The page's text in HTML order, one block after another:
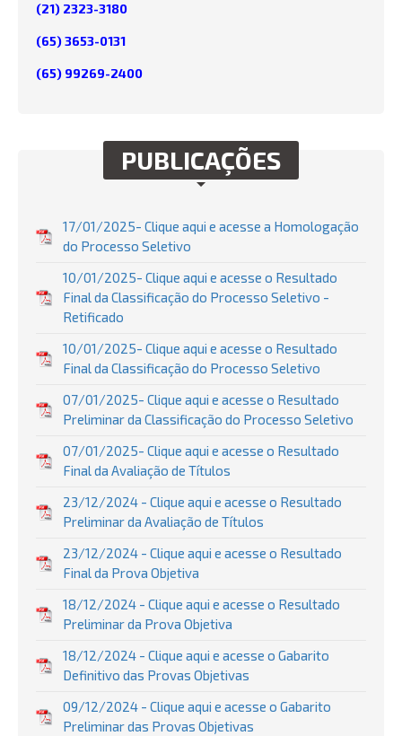
(21) 2323-3180
(65) 3653-0131
(65) 99269-2400
PUBLICAÇÕES
17/01/2025- Clique aqui e acesse a Homologação
do Processo Seletivo
10/01/2025- Clique aqui e acesse o Resultado
Final da Classificação do Processo Seletivo -
Retificado
10/01/2025- Clique aqui e acesse o Resultado
Final da Classificação do Processo Seletivo
07/01/2025- Clique aqui e acesse o Resultado
Preliminar da Classificação do Processo Seletivo
07/01/2025- Clique aqui e acesse o Resultado
Final da Avaliação de Títulos
23/12/2024 - Clique aqui e acesse o Resultado
Preliminar da Avaliação de Títulos
23/12/2024 - Clique aqui e acesse o Resultado
Final da Prova Objetiva
18/12/2024 - Clique aqui e acesse o Resultado
Preliminar da Prova Objetiva
18/12/2024 - Clique aqui e acesse o Gabarito
Definitivo das Provas Objetivas
09/12/2024 - Clique aqui e acesse o Gabarito
Preliminar das Provas Objetivas